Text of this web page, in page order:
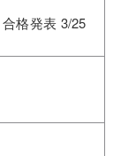
合格発表 3/25